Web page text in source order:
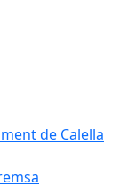
de Calella